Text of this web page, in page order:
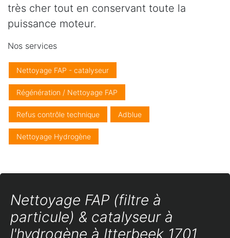
très cher tout en conservant toute la
puissance moteur.
Nos services
Nettoyage FAP - catalyseur
Régénération / Nettoyage FAP
Refus contrôle technique Adblue
Nettoyage Hydrogène
Nettoyage FAP (filtre à
particule) & catalyseur à
l'hydrogène à Itterbeek 1701